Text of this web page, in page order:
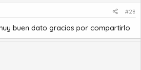
#28
buen dato gracias por compartirlo